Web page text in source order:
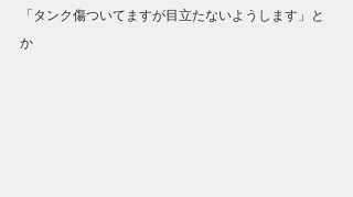
「タンク傷ついてますが目立たないようします」と
か